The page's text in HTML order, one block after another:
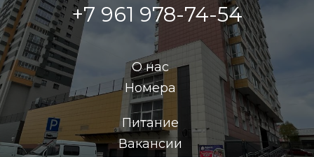
О нас
Номера
Питание
Вакансии
+7 961 978-74-54